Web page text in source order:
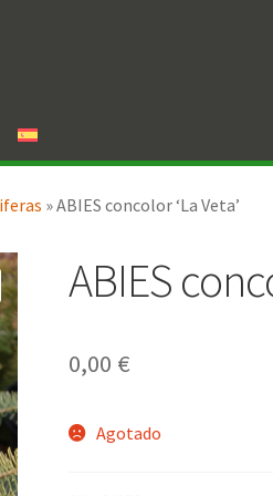
»ABIES concolor ‘La Veta’
ABIES
0,00 €
Agotado